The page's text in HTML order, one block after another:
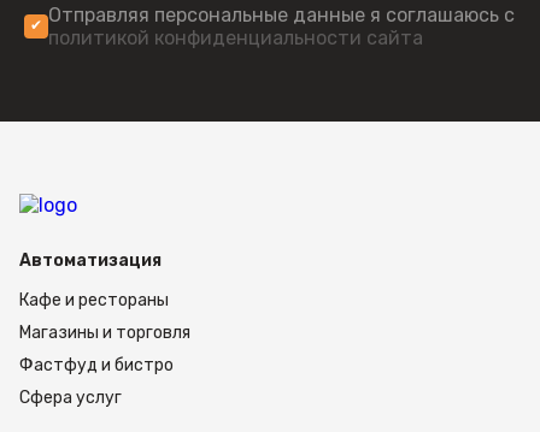
Москве. Для оптовых заказчиков действуют
выгодные предложения. Чтобы оформить
Отправляя персональные данные я соглашаюсь с
политикой конфиденциальности сайта
Автоматизация
Кафе и рестораны
Магазины и торговля
Фастфуд и бистро
Сфера услуг